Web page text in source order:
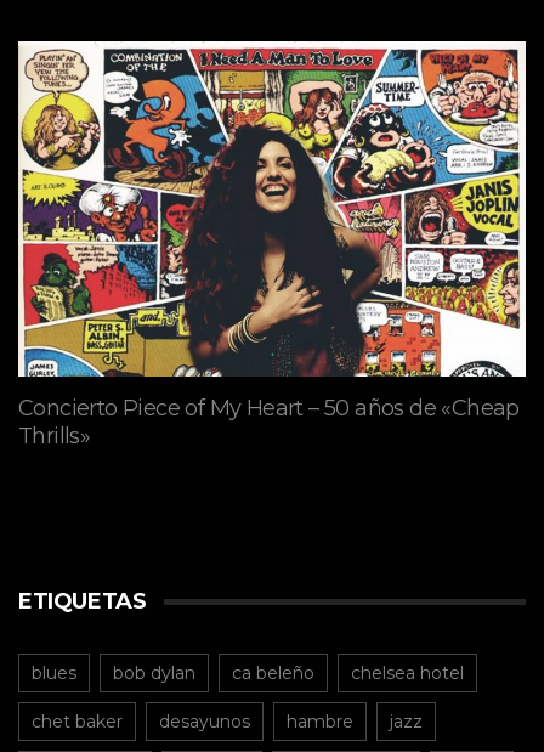
Concierto Piece of My Heart – 50 años de «Cheap
Thrills»
ETIQUETAS
blues bob dylan ca beleño chelsea hotel
chet baker desayunos hambre jazz